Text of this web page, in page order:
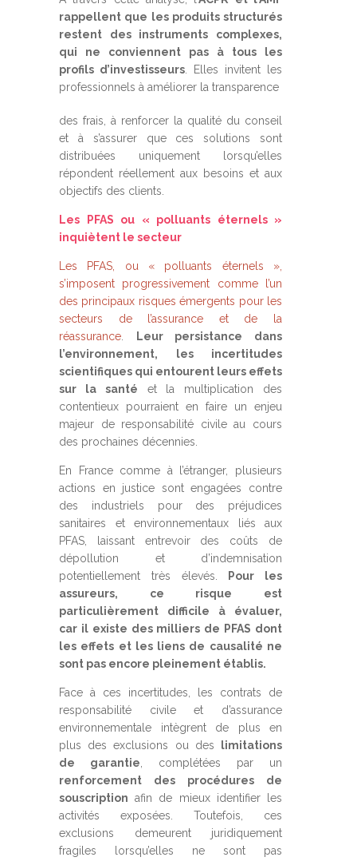
rappellent que les produits structurés
restent des instruments complexes,
qui ne conviennent pas à tous les
profils d’investisseurs . Elles invitent les
professionnels à améliorer la transparence
des frais, à renforcer la qualité du conseil
et à s’assurer que ces solutions sont
distribuées uniquement lorsqu’elles
répondent réellement aux besoins et aux
objectifs des clients.
Les PFAS ou « polluants éternels »
inquiètent le secteur
Les PFAS, ou « polluants éternels »,
s’imposent progressivement comme l’un
des principaux risques émergents pour les
secteurs de l’assurance et de la
réassurance
Leur persistance dans
l’environnement, les incertitudes
scientifiques qui entourent leurs effets
sur la santé et la multiplication des
contentieux pourraient en faire un enjeu
majeur de responsabilité civile au cours
des prochaines décennies.
En France comme à l’étranger, plusieurs
actions en justice sont engagées contre
des industriels pour des préjudices
sanitaires et environnementaux liés aux
PFAS, laissant entrevoir des coûts de
dépollution et d’indemnisation
potentiellement très élevés.
Pour les
assureurs, ce risque est
particulièrement difficile à évaluer,
car il existe des milliers de PFAS dont
les effets et les liens de causalité ne
sont pas encore pleinement établis.
Face à ces incertitudes, les contrats de
responsabilité civile et d’assurance
environnementale intègrent de plus en
plus des exclusions ou des
limitations
de garantie , complétées par un
renforcement des procédures de
souscription afin de mieux identifier les
activités exposées. Toutefois, ces
exclusions demeurent juridiquement
fragiles lorsqu’elles ne sont pas